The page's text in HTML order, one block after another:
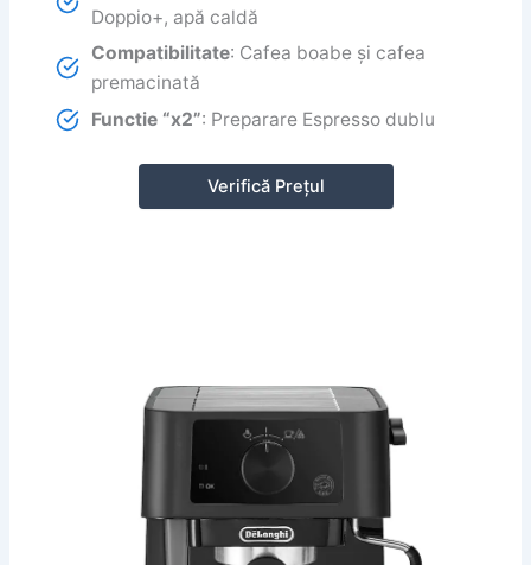
Doppio+, apă caldă
Compatibilitate: Cafea boabe și cafea
premacinată
Functie “x2”: Preparare Espresso dublu
Verifică Prețul